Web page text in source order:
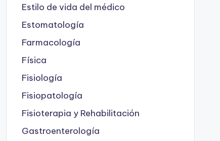
Estilo de vida del médico
Estomatología
Farmacología
Física
Fisiología
Fisiopatología
Fisioterapia y Rehabilitación
Gastroenterología